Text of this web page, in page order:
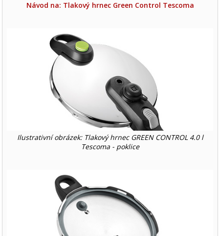
Návod na: Tlakový hrnec Green Control Tescoma
Ilustrativní obrázek: Tlakový hrnec GREEN CONTROL 4.0 l
Tescoma - poklice